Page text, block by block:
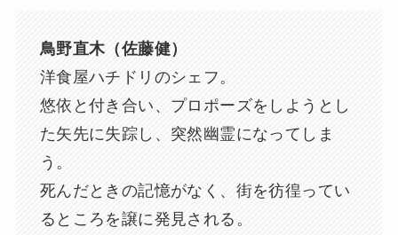
鳥野直木（佐藤健）
洋食屋ハチドリのシェフ。
悠依と付き合い、プロポーズをしようとし
た矢先に失踪し、突然幽霊になってしま
う。
死んだときの記憶がなく、街を彷徨ってい
るところを譲に発見される。